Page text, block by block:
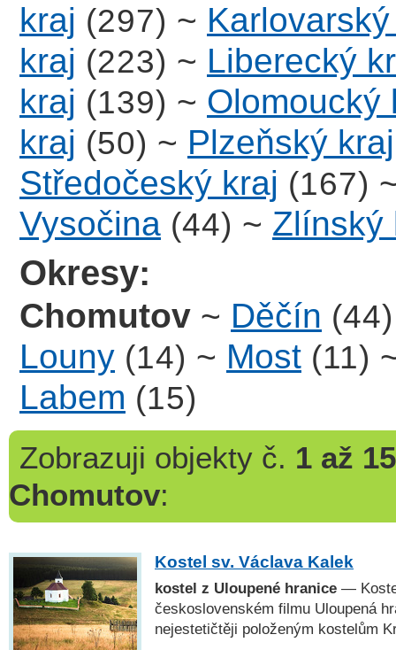
kraj (297) ~
kraj (223) ~ Liberecký
kraj (139) ~ Olomoucký
kraj (50) ~ Plzeňský kraj
Středočeský kraj (167)
Vysočina (44) ~ Zlínský
Okresy:
Chomutov ~ Děčín (44)
Louny (14) ~ Most (11)
Labem (15)
Zobrazuji objekty č. 1 až 15
Chomutov:
Kostel sv. Václava Kalek
kostel z Uloupené hranice —
československém filmu Uloupená
nejestetičtěji položeným kostelům